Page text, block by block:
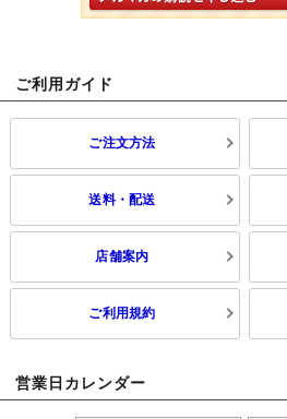
ご利用ガイド
ご注文方法
送料・配送
店舗案内
ご利用規約
営業日カレンダー